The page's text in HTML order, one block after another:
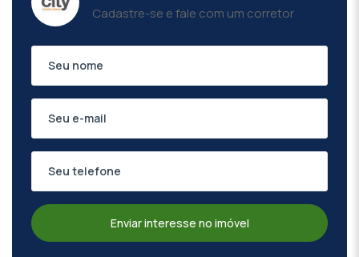
Cadastre-se e fale com um corretor
Enviar interesse no imóvel